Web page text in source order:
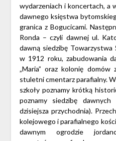
wydarzeniach i koncertach, a
dawnego księstwa
granica z Bogucicami.
Ronda – czyli dawnej ul.
dawną siedzibę Towarzystwa
w 1912 roku, zabudowania
„Maria” oraz kolonię
stuletni cmentarz parafialny. W
szkoły poznamy krótką
poznamy siedzibę
dzisiejsza przychodnia).
kolejowego i parafialnego
dawnym ogrodzie